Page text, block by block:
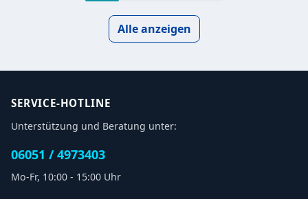
Overdosed
Alle anzeigen
SERVICE-HOTLINE
Unterstützung und Beratung unter:
06051 / 4973403
Mo-Fr, 10:00 - 15:00 Uhr